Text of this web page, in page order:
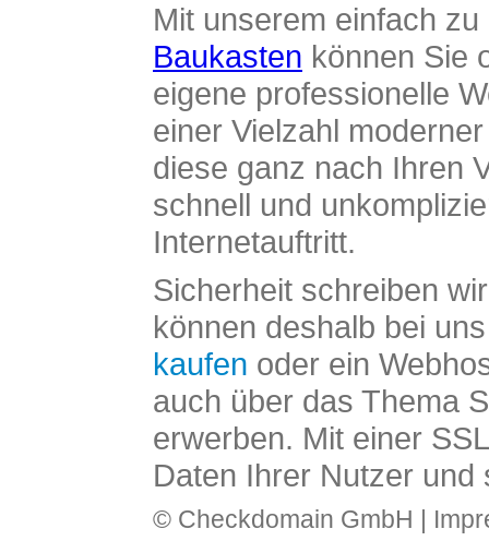
Mit unserem einfach
Baukasten können Sie
eigene professionelle
einer Vielzahl
diese ganz nach Ihren
schnell und
Internetauftritt.
Sicherheit schreiben
können deshalb bei
kaufen oder ein
auch über das Thema
erwerben. Mit einer
Daten Ihrer Nutzer und
© Checkdomain GmbH |